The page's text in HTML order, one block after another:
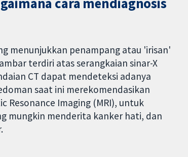
menunjukkan penampang atau 'irisan'
terdiri atas serangkaian sinar-X
CT dapat mendeteksi adanya
saat ini merekomendasikan
Resonance Imaging (MRI), untuk
mungkin menderita kanker hati, dan